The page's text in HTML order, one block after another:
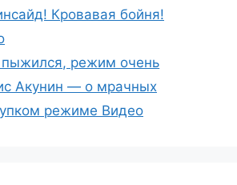
Кровавая бойня!
режим очень
Акунин — о мрачных
режиме Видео